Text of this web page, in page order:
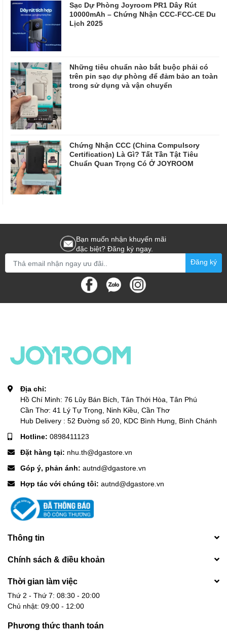
Sạc Dự Phòng Joyroom PR1 Dây Rút
10000mAh – Chứng Nhận CCC-FCC-CE Du
Lịch 2025
Những tiêu chuẩn nào bắt buộc phải có
trên pin sạc dự phòng để đảm bảo an toàn
trong sử dụng và vận chuyển
Chứng Nhận CCC (China Compulsory
Certification) Là Gì? Tất Tần Tật Tiêu
Chuẩn Quan Trọng Có Ở JOYROOM
Bạn muốn nhận khuyến mãi
đặc biệt? Đăng ký ngay.
Đăng ký
Địa chỉ:
Hồ Chí Minh: 76 Lũy Bán Bích, Tân Thới Hòa, Tân Phú
Cần Thơ: 41 Lý Tự Trọng, Ninh Kiều, Cần Thơ
Hub Delivery : 52 Đường số 20, KDC Bình Hưng, Bình Chánh
Hotline: 0898411123
Đặt hàng tại: nhu.th@dgastore.vn
Góp ý, phản ánh: autnd@dgastore.vn
Hợp tác với chúng tôi: autnd@dgastore.vn
Thông tin
Chính sách & điều khoản
Thời gian làm việc
Thứ 2 - Thứ 7: 08:30 - 20:00
Chủ nhật: 09:00 - 12:00
Phương thức thanh toán